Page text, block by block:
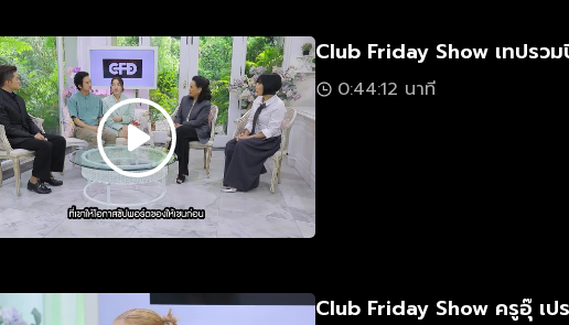
Club Friday Show เทปรว
0:44:12 นาที
Club Friday Show ครูอุ๊ เป